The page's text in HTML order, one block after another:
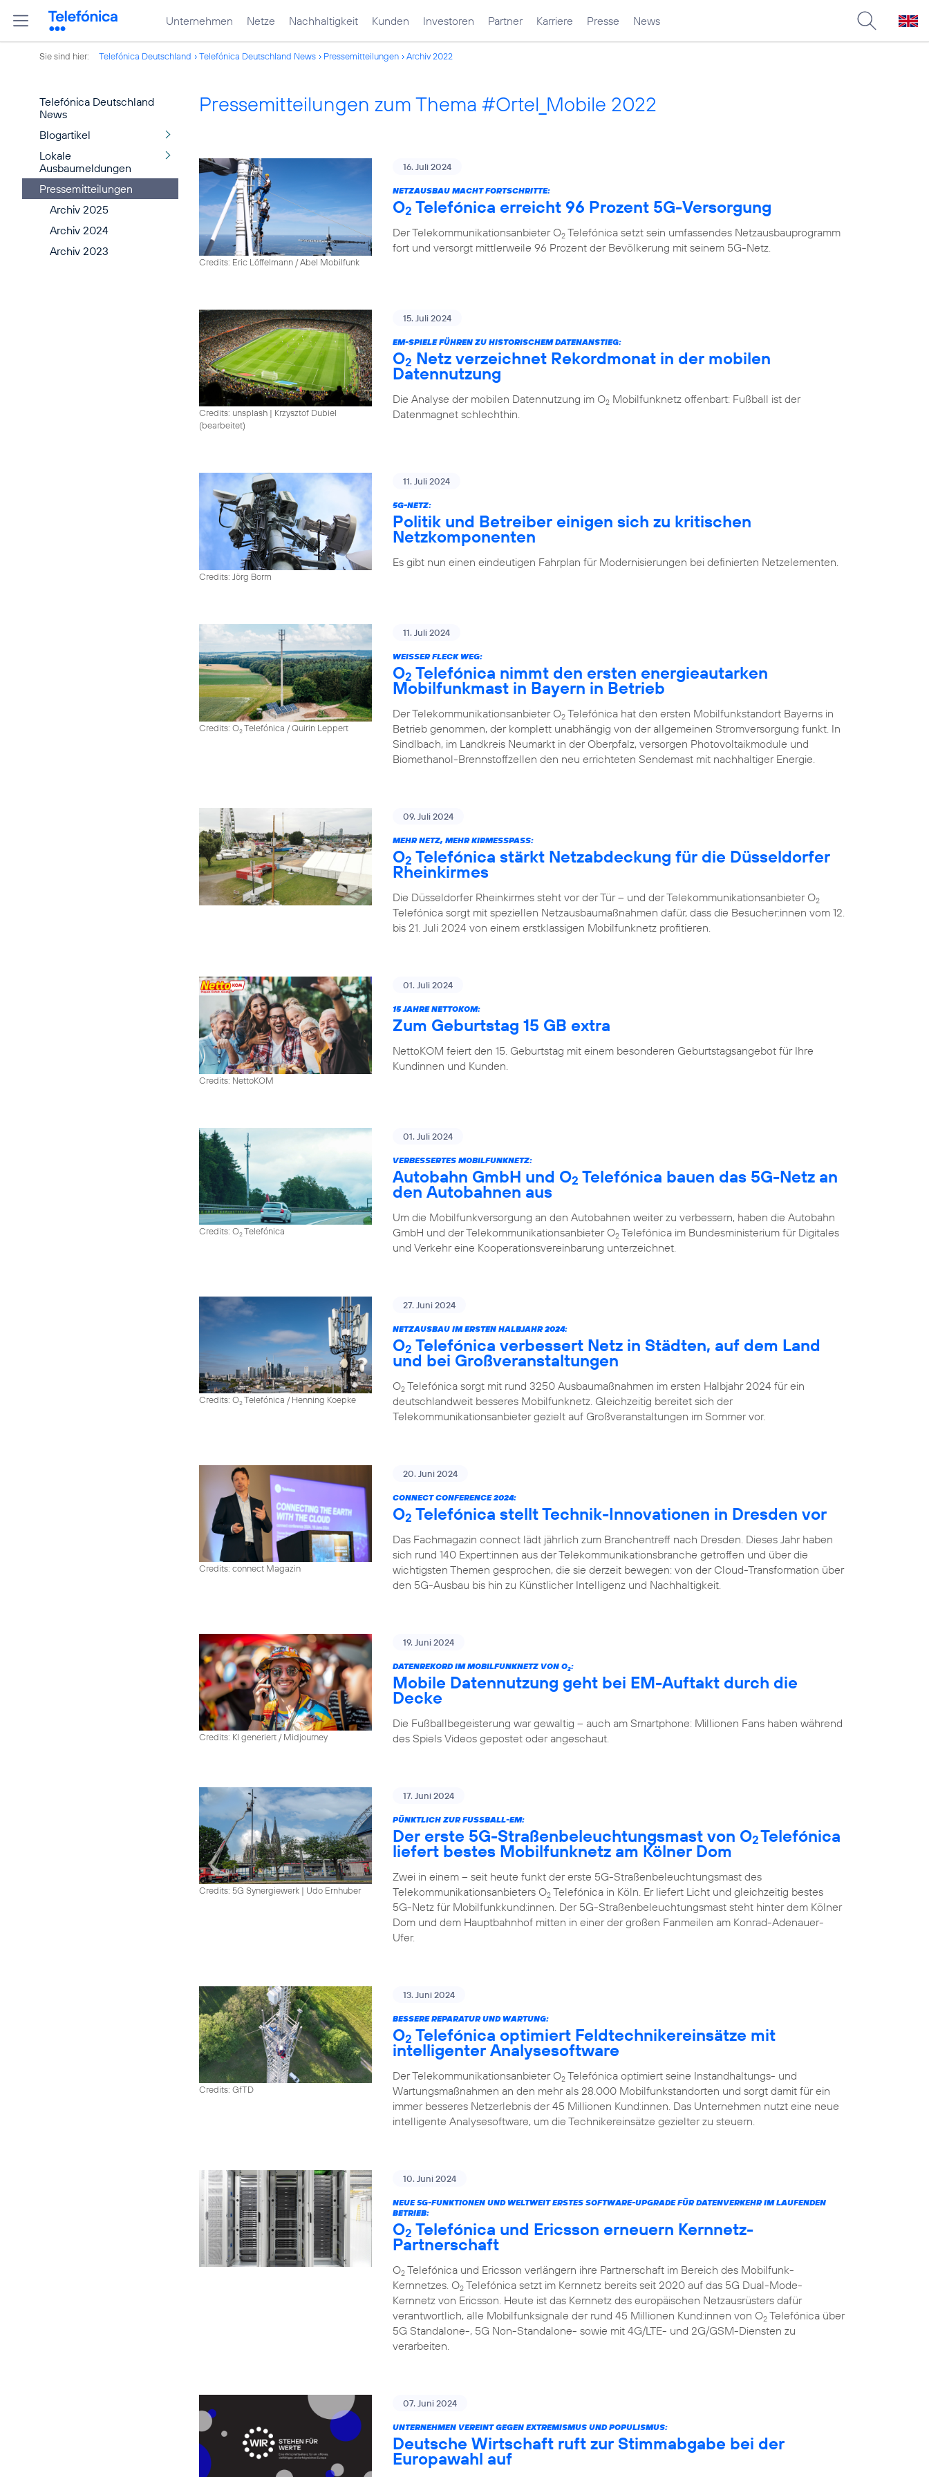
Unternehmen Netze Nachhaltigkeit Kunden Investoren Partner Karriere Presse News
Sie sind hier: Telefónica Deutschland Telefónica Deutschland News Pressemitteilungen Archiv 2022
Telefónica Deutschland
News
Blogartikel
Lokale
Ausbaumeldungen
Pressemitteilungen
Archiv 2025
Archiv 2024
Archiv 2023
Pressemitteilungen zum Thema #Ortel_Mobile 2022
Credits: Eric Löffelmann / Abel Mobilfunk
16. Juli 2024
NETZAUSBAU MACHT FORTSCHRITTE:
O2 Telefónica erreicht 96 Prozent 5G-Versorgung
Der Telekommunikationsanbieter O2 Telefónica setzt sein umfassendes Netzausbauprogramm
fort und versorgt mittlerweile 96 Prozent der Bevölkerung mit seinem 5G-Netz.
Credits: unsplash | Krzysztof Dubiel
(bearbeitet)
15. Juli 2024
EM-SPIELE FÜHREN ZU HISTORISCHEM DATENANSTIEG:
O2 Netz verzeichnet Rekordmonat in der mobilen
Datennutzung
Die Analyse der mobilen Datennutzung im O2 Mobilfunknetz offenbart: Fußball ist der
Datenmagnet schlechthin.
Credits: Jörg Borm
11. Juli 2024
5G-NETZ:
Politik und Betreiber einigen sich zu kritischen
Netzkomponenten
Es gibt nun einen eindeutigen Fahrplan für Modernisierungen bei definierten Netzelementen.
Credits: O2Telefónica / Quirin Leppert
11. Juli 2024
WEISSER FLECK WEG:
O2 Telefónica nimmt den ersten energieautarken
Mobilfunkmast in Bayern in Betrieb
Der Telekommunikationsanbieter O2 Telefónica hat den ersten Mobilfunkstandort Bayerns in
Betrieb genommen, der komplett unabhängig von der allgemeinen Stromversorgung funkt. In
Sindlbach, im Landkreis Neumarkt in der Oberpfalz, versorgen Photovoltaikmodule und
Biomethanol-Brennstoffzellen den neu errichteten Sendemast mit nachhaltiger Energie.
09. Juli 2024
MEHR NETZ, MEHR KIRMESSPASS:
O2 Telefónica stärkt Netzabdeckung für die Düsseldorfer
Rheinkirmes
Die Düsseldorfer Rheinkirmes steht vor der Tür – und der Telekommunikationsanbieter O2
Telefónica sorgt mit speziellen Netzausbaumaßnahmen dafür, dass die Besucher:innen vom 12.
bis 21. Juli 2024 von einem erstklassigen Mobilfunknetz profitieren.
Credits: NettoKOM
01. Juli 2024
15 JAHRE NETTOKOM:
Zum Geburtstag 15 GB extra
NettoKOM feiert den 15. Geburtstag mit einem besonderen Geburtstagsangebot für Ihre
Kundinnen und Kunden.
Credits: O2Telefónica
01. Juli 2024
VERBESSERTES MOBILFUNKNETZ:
Autobahn GmbH und O2 Telefónica bauen das 5G-Netz an
den Autobahnen aus
Um die Mobilfunkversorgung an den Autobahnen weiter zu verbessern, haben die Autobahn
GmbH und der Telekommunikationsanbieter O2 Telefónica im Bundesministerium für Digitales
und Verkehr eine Kooperationsvereinbarung unterzeichnet.
Credits: O2Telefónica / Henning Koepke
27. Juni 2024
NETZAUSBAU IM ERSTEN HALBJAHR 2024:
O2 Telefónica verbessert Netz in Städten, auf dem Land
und bei Großveranstaltungen
O2 Telefónica sorgt mit rund 3250 Ausbaumaßnahmen im ersten Halbjahr 2024 für ein
deutschlandweit besseres Mobilfunknetz. Gleichzeitig bereitet sich der
Telekommunikationsanbieter gezielt auf Großveranstaltungen im Sommer vor.
Credits: connect Magazin
20. Juni 2024
CONNECT CONFERENCE 2024:
O2 Telefónica stellt Technik-Innovationen in Dresden vor
Das Fachmagazin connect lädt jährlich zum Branchentreff nach Dresden. Dieses Jahr haben
sich rund 140 Expert:innen aus der Telekommunikationsbranche getroffen und über die
wichtigsten Themen gesprochen, die sie derzeit bewegen: von der Cloud-Transformation über
den 5G-Ausbau bis hin zu Künstlicher Intelligenz und Nachhaltigkeit.
Credits: KI generiert / Midjourney
19. Juni 2024
DATENREKORD IM MOBILFUNKNETZ VON O2:
Mobile Datennutzung geht bei EM-Auftakt durch die
Decke
Die Fußballbegeisterung war gewaltig – auch am Smartphone: Millionen Fans haben während
des Spiels Videos gepostet oder angeschaut.
Credits: 5G Synergiewerk | Udo Ernhuber
17. Juni 2024
PÜNKTLICH ZUR FUSSBALL-EM:
Der erste 5G-Straßenbeleuchtungsmast von O2Telefónica
liefert bestes Mobilfunknetz am Kölner Dom
Zwei in einem – seit heute funkt der erste 5G-Straßenbeleuchtungsmast des
Telekommunikationsanbieters O2 Telefónica in Köln. Er liefert Licht und gleichzeitig bestes
5G-Netz für Mobilfunkkund:innen. Der 5G-Straßenbeleuchtungsmast steht hinter dem Kölner
Dom und dem Hauptbahnhof mitten in einer der großen Fanmeilen am Konrad-Adenauer-
Ufer.
Credits: GfTD
13. Juni 2024
BESSERE REPARATUR UND WARTUNG:
O2 Telefónica optimiert Feldtechnikereinsätze mit
intelligenter Analysesoftware
Der Telekommunikationsanbieter O2 Telefónica optimiert seine Instandhaltungs- und
Wartungsmaßnahmen an den mehr als 28.000 Mobilfunkstandorten und sorgt damit für ein
immer besseres Netzerlebnis der 45 Millionen Kund:innen. Das Unternehmen nutzt eine neue
intelligente Analysesoftware, um die Technikereinsätze gezielter zu steuern.
10. Juni 2024
NEUE 5G-FUNKTIONEN UND WELTWEIT ERSTES SOFTWARE-UPGRADE FÜR DATENVERKEHR IM LAUFENDEN
BETRIEB:
O2 Telefónica und Ericsson erneuern Kernnetz-
Partnerschaft
O2 Telefónica und Ericsson verlängern ihre Partnerschaft im Bereich des Mobilfunk-
Kernnetzes. O2 Telefónica setzt im Kernnetz bereits seit 2020 auf das 5G Dual-Mode-
Kernnetz von Ericsson. Heute ist das Kernnetz des europäischen Netzausrüsters dafür
verantwortlich, alle Mobilfunksignale der rund 45 Millionen Kund:innen von O2 Telefónica über
5G Standalone-, 5G Non-Standalone- sowie mit 4G/LTE- und 2G/GSM-Diensten zu
verarbeiten.
07. Juni 2024
UNTERNEHMEN VEREINT GEGEN EXTREMISMUS UND POPULISMUS:
Deutsche Wirtschaft ruft zur Stimmabgabe bei der
Europawahl auf